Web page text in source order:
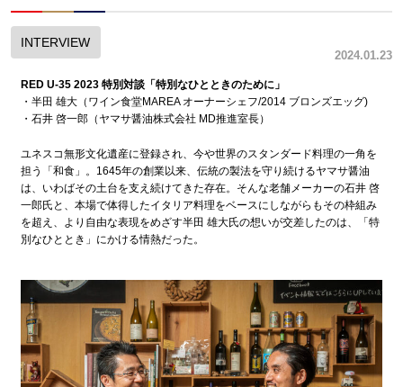
INTERVIEW
2024.01.23
RED U-35 2023 特別対談「特別なひとときのために 」
・半田 雄大（ワイン食堂MAREA オーナーシェフ/2014 ブロンズエッグ)
・石井 啓一郎（ヤマサ醤油株式会社 MD推進室長）
ユネスコ無形文化遺産に登録され、今や世界のスタンダード料理の一角を
担う「和食」。1645年の創業以来、伝統の製法を守り続けるヤマサ醤油
は、いわばその土台を支え続けてきた存在。そんな老舗メーカーの石井 啓
一郎氏と、本場で体得したイタリア料理をベースにしながらもその枠組み
を超え、より自由な表現をめざす半田 雄大氏の想いが交差したのは、「特
別なひととき」にかける情熱だった。